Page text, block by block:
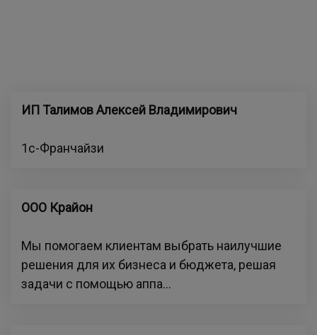
ИП Талимов Алексей Владимирович
1с-Франчайзи
ООО Крайон
Мы помогаем клиентам выбрать наилучшие
решения для их бизнеса и бюджета, решая
задачи с помощью аппа...